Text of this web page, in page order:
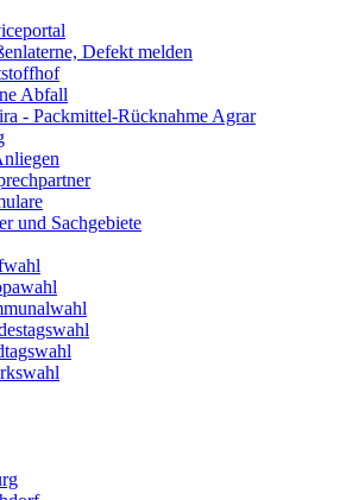
Defekt melden
Abfall
- Packmittel-Rücknahme Agrar
und Sachgebiete